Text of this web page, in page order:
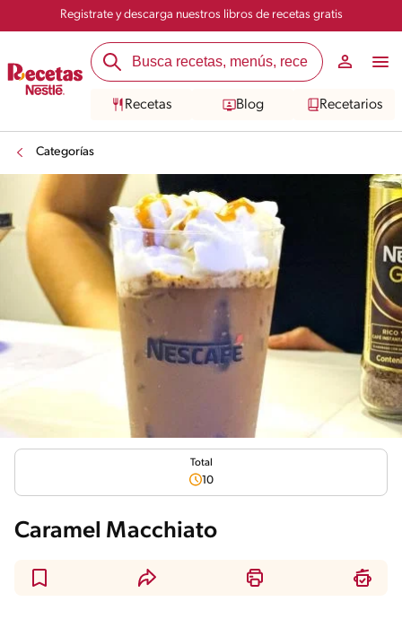
Registrate y descarga nuestros libros de recetas gratis
Recetas Blog Recetarios
Categorías
Total
10
Caramel Macchiato